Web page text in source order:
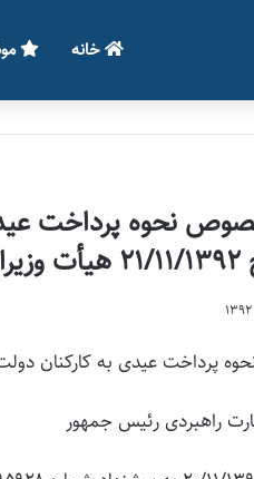
خانه
کارکنان دولت (مصوبه شماره ۱۷۵۱۴۱/ت۵۰۲۳۱هـ
راهبردی رئیس جمهور